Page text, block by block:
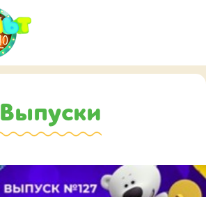
Выпуски